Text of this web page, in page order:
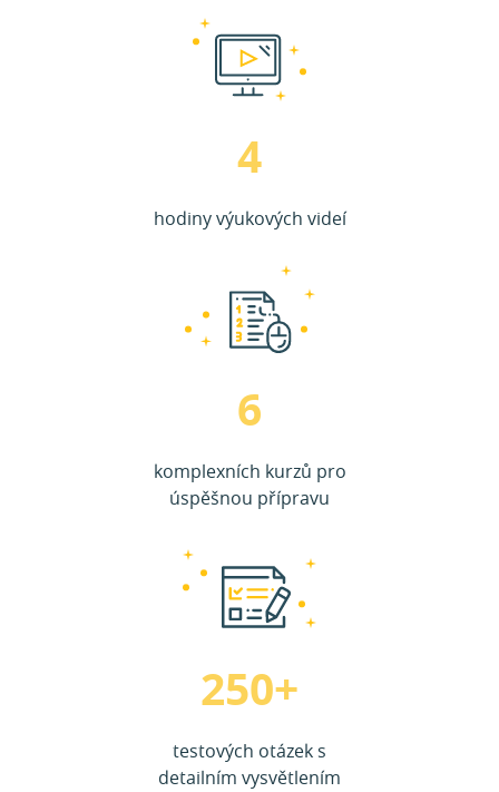
4
hodiny výukových videí
6
komplexních kurzů pro
úspěšnou přípravu
250+
testových otázek s
detailním vysvětlením